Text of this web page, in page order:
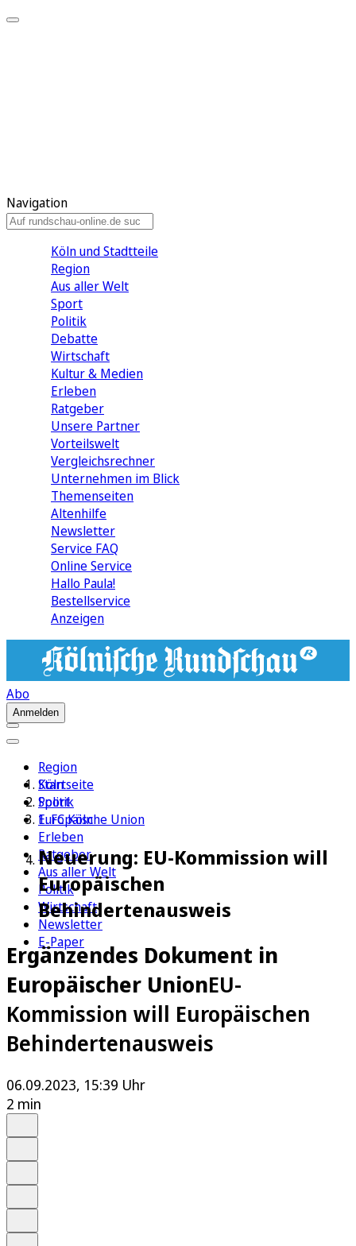
Navigation
Köln und Stadtteile
Region
Aus aller Welt
Sport
Politik
Debatte
Wirtschaft
Kultur & Medien
Erleben
Ratgeber
Unsere Partner
Vorteilswelt
Vergleichsrechner
Unternehmen im Blick
Themenseiten
Altenhilfe
Newsletter
Service FAQ
Online Service
Hallo Paula!
Bestellservice
Anzeigen
Abo
Anmelden
Region
Köln
Sport
1. FC Köln
Erleben
Ratgeber
Aus aller Welt
Politik
Wirtschaft
Newsletter
E-Paper
Startseite
Politik
Europäische Union
Neuerung: EU-Kommission will
Europäischen
Behindertenausweis
Ergänzendes Dokument in
Europäischer UnionEU-
Kommission will Europäischen
Behindertenausweis
06.09.2023, 15:39 Uhr
2 min